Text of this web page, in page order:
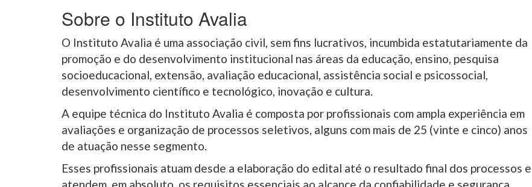
Sobre o Instituto Avalia
O Instituto Avalia é uma associação civil, sem fins lucrativos, incumbida estatutariamente da
promoção e do desenvolvimento institucional nas áreas da educação, ensino, pesquisa
socioeducacional, extensão, avaliação educacional, assistência social e psicossocial,
desenvolvimento científico e tecnológico, inovação e cultura.
A equipe técnica do Instituto Avalia é composta por profissionais com ampla experiência em
avaliações e organização de processos seletivos, alguns com mais de 25 (vinte e cinco) anos
de atuação nesse segmento.
Esses profissionais atuam desde a elaboração do edital até o resultado final dos processos e
atendem, em absoluto, os requisitos essenciais ao alcance da confiabilidade e segurança